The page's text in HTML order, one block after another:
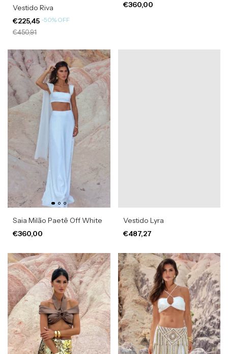
Vestido Riva
€225,45 -50% OFF
€450,91
€360,00
Saia Milão Paetê Off White
€360,00
Vestido Lyra
€487,27